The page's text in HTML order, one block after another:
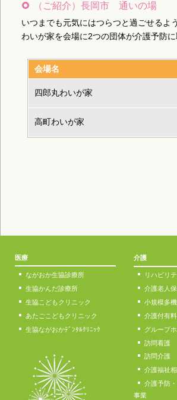
（ご紹介）長岡市 通いの場
いつまでも元気にはつらつと過ごせるよ
わいが家を会場に2つの団体が介護予防に
会場名
四郎丸わいが家
高町わいが家
医療
ながおか生協診療所
生協かんだ診療所
生協こどもクリニック
あたごこどもクリニック
生協ながおかﾃﾞﾝﾀﾙｸﾘﾆｯｸ
介護
リハビリ
介護老人
小規模多
介護付有
グループ
訪問看護
訪問介護
介護福祉
介護予防
事業